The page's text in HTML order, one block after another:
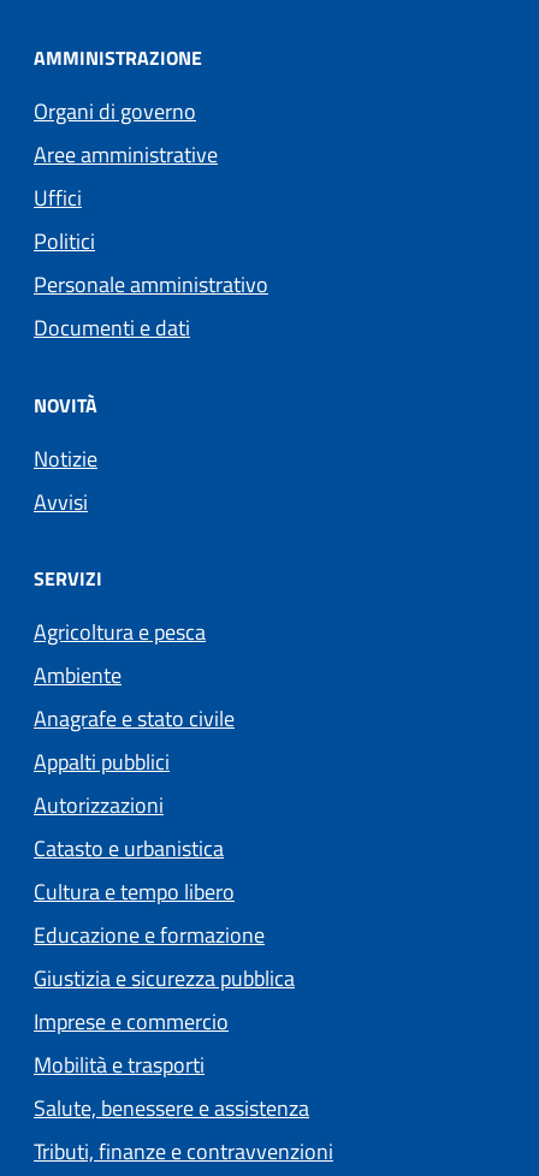
AMMINISTRAZIONE
Organi di governo
Aree amministrative
Uffici
Politici
Personale amministrativo
Documenti e dati
NOVITÀ
Notizie
Avvisi
SERVIZI
Agricoltura e pesca
Ambiente
Anagrafe e stato civile
Appalti pubblici
Autorizzazioni
Catasto e urbanistica
Cultura e tempo libero
Educazione e formazione
Giustizia e sicurezza pubblica
Imprese e commercio
Mobilità e trasporti
Salute, benessere e assistenza
Tributi, finanze e contravvenzioni